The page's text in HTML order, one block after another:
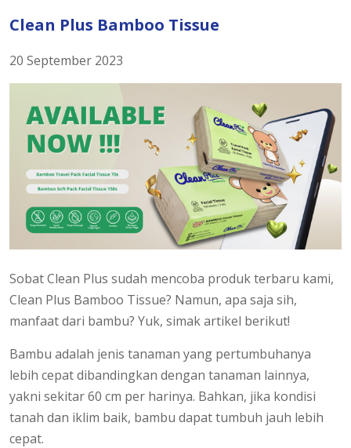
Clean Plus Bamboo Tissue
20 September 2023
Sobat Clean Plus sudah mencoba produk terbaru kami,
Clean Plus Bamboo Tissue? Namun, apa saja sih,
manfaat dari bambu? Yuk, simak artikel berikut!
Bambu adalah jenis tanaman yang pertumbuhanya
lebih cepat dibandingkan dengan tanaman lainnya,
yakni sekitar 60 cm per harinya. Bahkan, jika kondisi
tanah dan iklim baik, bambu dapat tumbuh jauh lebih
cepat.